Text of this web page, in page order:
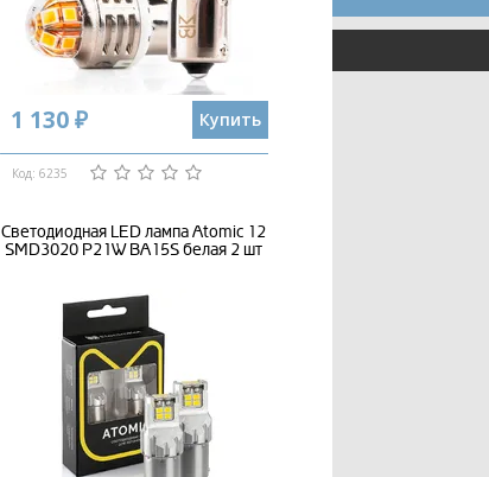
1 130 ₽ Купить
Код: 6235
Светодиодная LED лампа Atomic 12
SMD3020 P21W BA15S белая 2 шт